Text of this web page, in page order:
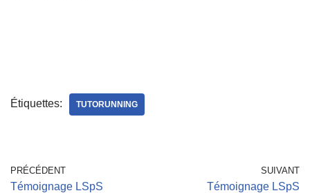
Étiquettes: TUTORUNNING
PRÉCÉDENT
Témoignage LSpS
SUIVANT
Témoignage LSpS